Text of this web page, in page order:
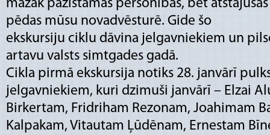
mazāk pazīstamas personības, bet atstājušas
pēdas mūsu novadvēsturē. Gide šo
ekskursiju ciklu dāvina jelgavniekiem un
artavu valsts simtgades gadā.
Cikla pirmā ekskursija notiks 28. janvārī
jelgavniekiem, kuri dzimuši janvārī – Elzai
Birkertam, Fridriham Rezonam, Joahimam
Kalpakam, Vitautam Ļūdēnam, Ernestam